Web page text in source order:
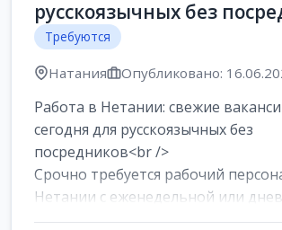
русскоязычных без
Требуются
Натания Опубликовано:
Работа в Нетании: свежие
сегодня для русскоязычных без
посредников<br />
Срочно требуется рабочий
Нетании с еженедельной или
оплатой<br />